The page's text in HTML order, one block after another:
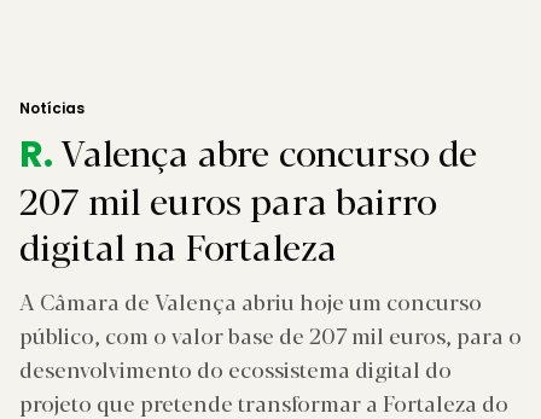
Notícias
R.Valença abre concurso de
207 mil euros para bairro
digital na Fortaleza
A Câmara de Valença abriu hoje um concurso
público, com o valor base de 207 mil euros, para o
desenvolvimento do ecossistema digital do
projeto que pretende transformar a Fortaleza do